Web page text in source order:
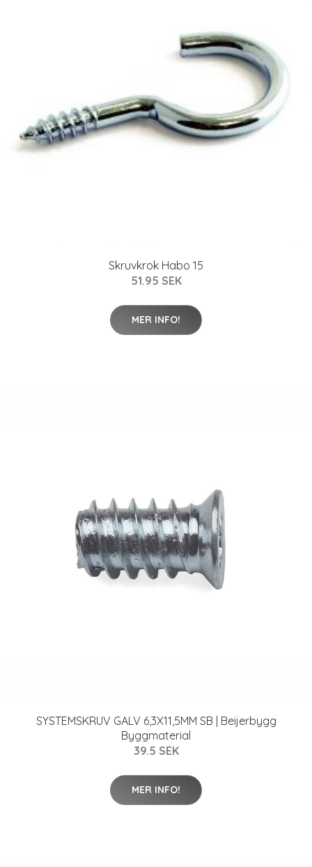
Skruvkrok Habo 15
51.95 SEK
MER INFO!
SYSTEMSKRUV GALV 6,3X11,5MM SB | Beijerbygg
Byggmaterial
39.5 SEK
MER INFO!